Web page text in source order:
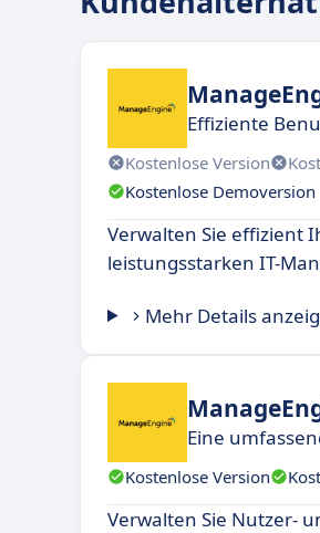
Effiziente
Kostenlose Version
Kostenlose Demoversion
Verwalten Sie effizient
leistungsstarken IT-
Mehr Details
Eine
Kostenlose Version
Verwalten Sie Nutzer-